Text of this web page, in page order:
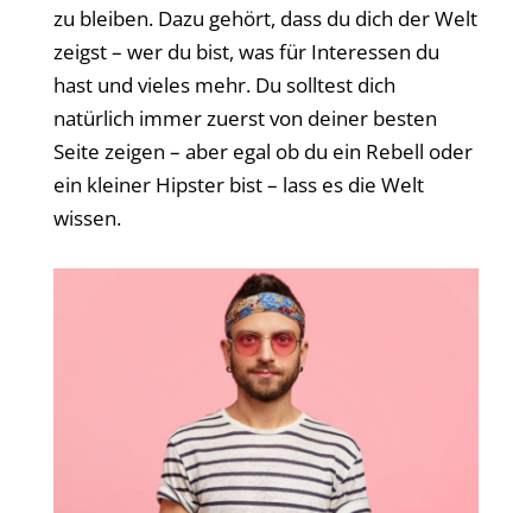
zu bleiben. Dazu gehört, dass du dich der Welt
zeigst – wer du bist, was für Interessen du
hast und vieles mehr. Du solltest dich
natürlich immer zuerst von deiner besten
Seite zeigen – aber egal ob du ein Rebell oder
ein kleiner Hipster bist – lass es die Welt
wissen.